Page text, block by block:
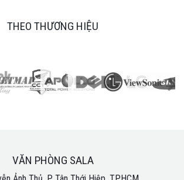
THEO THƯƠNG HIỆU
VĂN PHÒNG SALA